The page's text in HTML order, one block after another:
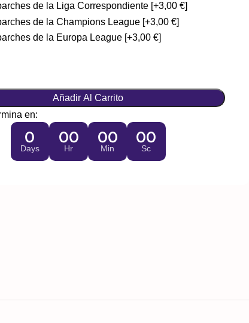
de la Liga Correspondiente [+3,00 €]
de la Champions League [+3,00 €]
de la Europa League [+3,00 €]
Añadir Al Carrito
en:
0
Days
00
Hr
00
Min
00
Sc